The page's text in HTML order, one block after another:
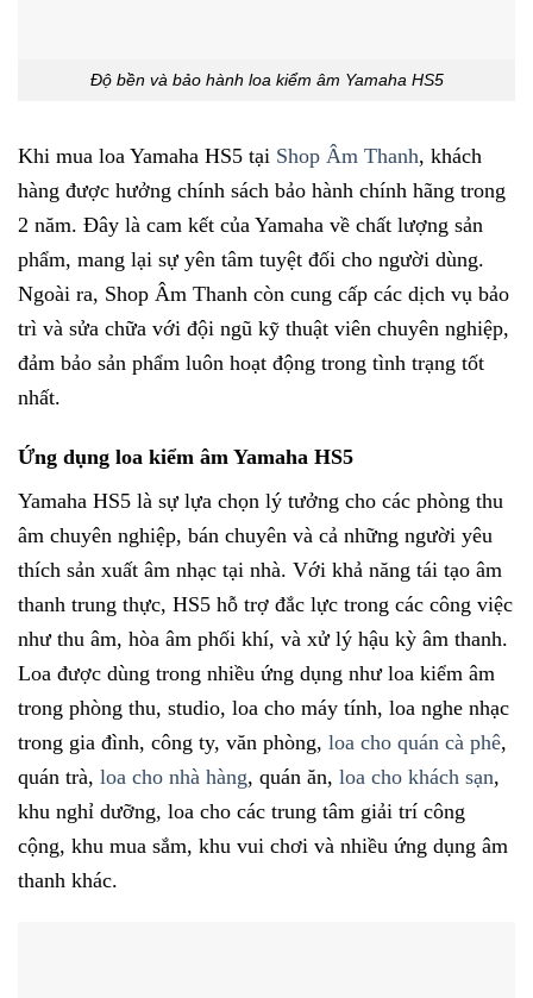
Độ bền và bảo hành loa kiểm âm Yamaha HS5
Khi mua loa Yamaha HS5 tại Shop Âm Thanh, khách
hàng được hưởng chính sách bảo hành chính hãng trong
2 năm. Đây là cam kết của Yamaha về chất lượng sản
phẩm, mang lại sự yên tâm tuyệt đối cho người dùng.
Ngoài ra, Shop Âm Thanh còn cung cấp các dịch vụ bảo
trì và sửa chữa với đội ngũ kỹ thuật viên chuyên nghiệp,
đảm bảo sản phẩm luôn hoạt động trong tình trạng tốt
nhất.
Ứng dụng loa kiểm âm Yamaha HS5
Yamaha HS5 là sự lựa chọn lý tưởng cho các phòng thu
âm chuyên nghiệp, bán chuyên và cả những người yêu
thích sản xuất âm nhạc tại nhà. Với khả năng tái tạo âm
thanh trung thực, HS5 hỗ trợ đắc lực trong các công việc
như thu âm, hòa âm phối khí, và xử lý hậu kỳ âm thanh.
Loa được dùng trong nhiều ứng dụng như loa kiểm âm
trong phòng thu, studio, loa cho máy tính, loa nghe nhạc
trong gia đình, công ty, văn phòng, loa cho quán cà phê,
quán trà, loa cho nhà hàng, quán ăn, loa cho khách sạn,
khu nghỉ dưỡng, loa cho các trung tâm giải trí công
cộng, khu mua sắm, khu vui chơi và nhiều ứng dụng âm
thanh khác.